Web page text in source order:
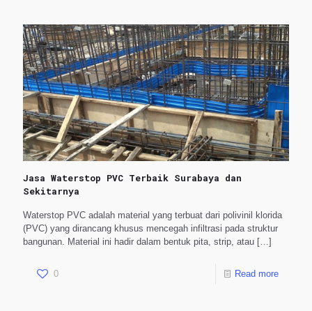
Jasa Waterstop PVC Terbaik Surabaya dan
Sekitarnya
Waterstop PVC adalah material yang terbuat dari polivinil klorida
(PVC) yang dirancang khusus mencegah infiltrasi pada struktur
bangunan. Material ini hadir dalam bentuk pita, strip, atau […]
0 Read more